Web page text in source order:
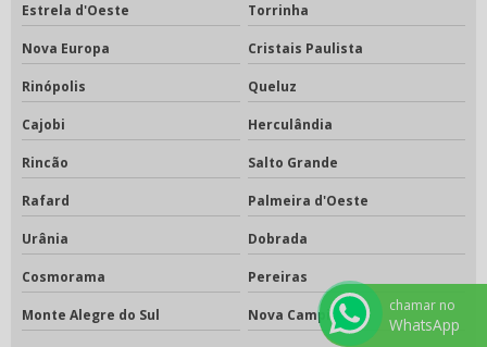
Estrela d'Oeste Torrinha
Nova Europa Cristais Paulista
Rinópolis Queluz
Cajobi Herculândia
Rincão Salto Grande
Rafard Palmeira d'Oeste
Urânia Dobrada
Cosmorama Pereiras
Monte Alegre do Sul Nova Campina
chamar no
WhatsApp